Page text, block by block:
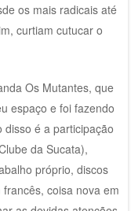
os mais radicais até
curtiam cutucar o
Os Mutantes, que
espaço e foi fazendo
é a participação
da Sucata),
próprio, discos
coisa nova em